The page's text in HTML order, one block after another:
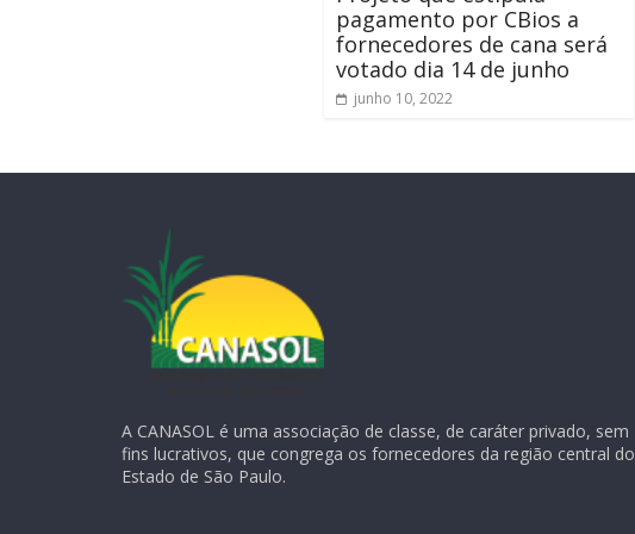
pagamento por CBios a
fornecedores de cana será
votado dia 14 de junho
junho 10, 2022
A CANASOL é uma associação de classe, de caráter privado, sem
fins lucrativos, que congrega os fornecedores da região central do
Estado de São Paulo.